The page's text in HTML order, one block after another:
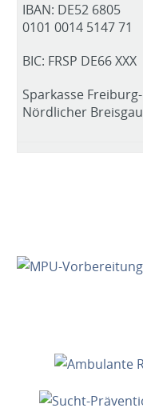
IBAN: DE52 6805
0101 0014 5147 71
BIC: FRSP DE66 XXX
Sparkasse Freiburg-
Nördlicher Breisgau